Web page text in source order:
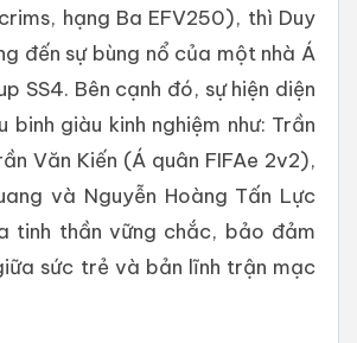
hạng Ba EFV250), thì Duy
đến sự bùng nổ của một nhà Á
SS4. Bên cạnh đó, sự hiện diện
binh giàu kinh nghiệm như: Trần
Văn Kiến (Á quân FIFAe 2v2),
và Nguyễn Hoàng Tấn Lực
tinh thần vững chắc, bảo đảm
sức trẻ và bản lĩnh trận mạc